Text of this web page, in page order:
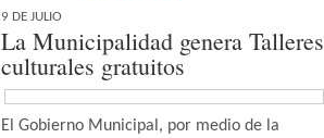
9 DE JULIO
La Municipalidad genera Talleres
culturales gratuitos
El Gobierno Municipal, por medio de la